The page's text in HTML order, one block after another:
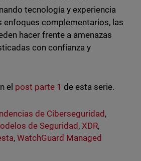
tecnología y experiencia
enfoques complementarios, las
hacer frente a amenazas
con confianza y
el post parte 1 de esta serie.
de Ciberseguridad ,
de Seguridad,XDR,
, WatchGuard Managed